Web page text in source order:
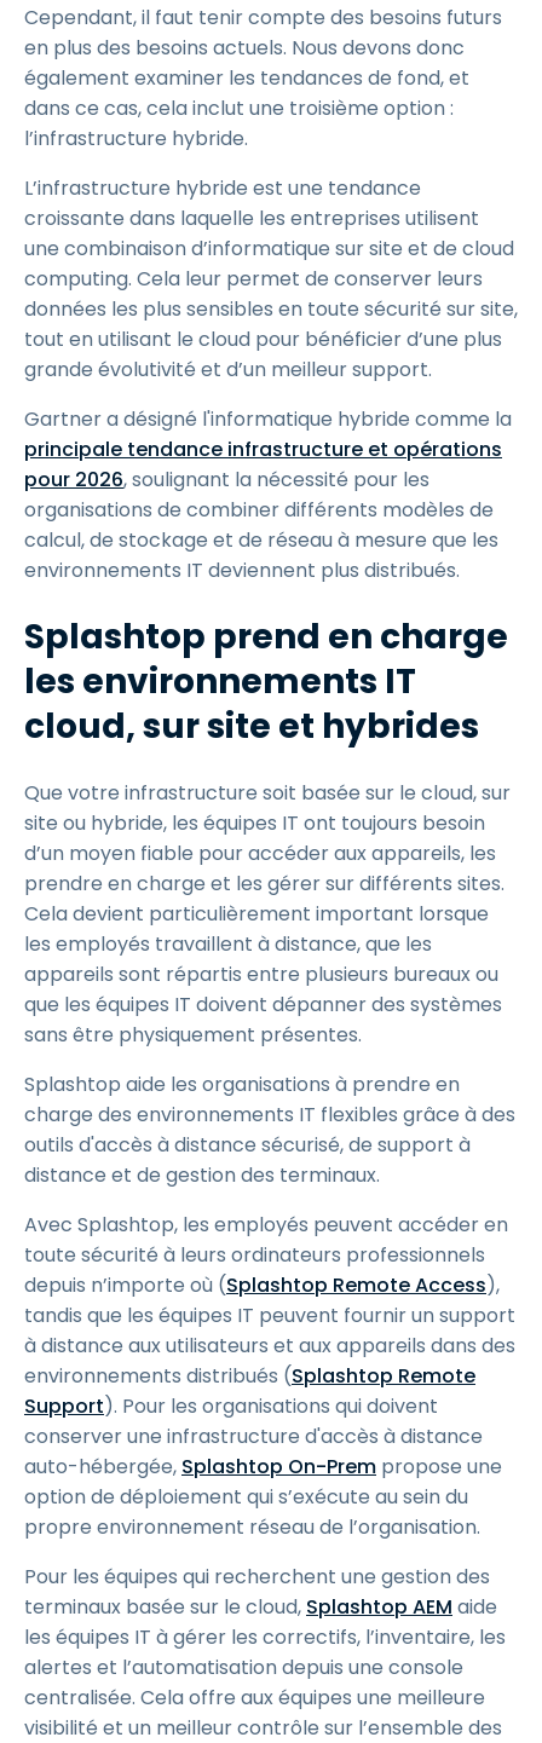
Cependant, il faut tenir compte des besoins futurs
en plus des besoins actuels. Nous devons donc
également examiner les tendances de fond, et
dans ce cas, cela inclut une troisième option :
l’infrastructure hybride.
L’infrastructure hybride est une tendance
croissante dans laquelle les entreprises utilisent
une combinaison d’informatique sur site et de cloud
computing. Cela leur permet de conserver leurs
données les plus sensibles en toute sécurité sur site,
tout en utilisant le cloud pour bénéficier d’une plus
grande évolutivité et d’un meilleur support.
Gartner a désigné l'informatique hybride comme la
principale tendance infrastructure et opérations
pour 2026, soulignant la nécessité pour les
organisations de combiner différents modèles de
calcul, de stockage et de réseau à mesure que les
environnements IT deviennent plus distribués.
Splashtop prend en charge
les environnements IT
cloud, sur site et hybrides
Que votre infrastructure soit basée sur le cloud, sur
site ou hybride, les équipes IT ont toujours besoin
d’un moyen fiable pour accéder aux appareils, les
prendre en charge et les gérer sur différents sites.
Cela devient particulièrement important lorsque
les employés travaillent à distance, que les
appareils sont répartis entre plusieurs bureaux ou
que les équipes IT doivent dépanner des systèmes
sans être physiquement présentes.
Splashtop aide les organisations à prendre en
charge des environnements IT flexibles grâce à des
outils d'accès à distance sécurisé, de support à
distance et de gestion des terminaux.
Avec Splashtop, les employés peuvent accéder en
toute sécurité à leurs ordinateurs professionnels
depuis n’importe où (Splashtop Remote Access),
tandis que les équipes IT peuvent fournir un support
à distance aux utilisateurs et aux appareils dans des
environnements distribués (Splashtop Remote
Support). Pour les organisations qui doivent
conserver une infrastructure d'accès à distance
auto-hébergée, Splashtop On-Prem propose une
option de déploiement qui s’exécute au sein du
propre environnement réseau de l’organisation.
Pour les équipes qui recherchent une gestion des
terminaux basée sur le cloud, Splashtop AEM aide
les équipes IT à gérer les correctifs, l’inventaire, les
alertes et l’automatisation depuis une console
centralisée. Cela offre aux équipes une meilleure
visibilité et un meilleur contrôle sur l’ensemble des